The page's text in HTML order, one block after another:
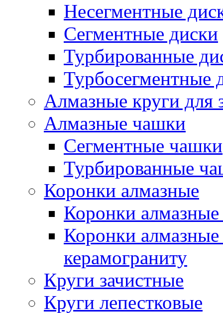
Несегментные
Сегментные диски
Турбированные
Турбосегментные
Алмазные круги для
Алмазные чашки
Сегментные чашки
Турбированные
Коронки алмазные
Коронки
Коронки
керамограниту
Круги зачистные
Круги лепестковые